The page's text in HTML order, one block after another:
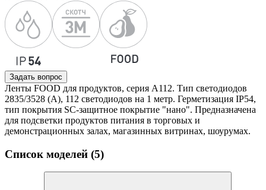
Задать вопрос
Ленты FOOD для продуктов, серия A112. Тип светодиодов
2835/3528 (A), 112 светодиодов на 1 метр. Герметизация IP54,
тип покрытия SC-защитное покрытие "нано". Предназначена
для подсветки продуктов питания в торговых и
демонстрационных залах, магазинных витринах, шоурумах.
Список моделей (5)